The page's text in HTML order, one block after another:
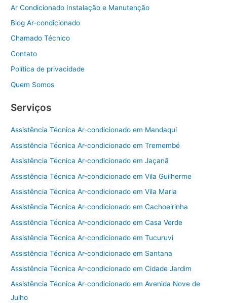
Ar Condicionado Instalação e Manutenção
Blog Ar-condicionado
Chamado Técnico
Contato
Política de privacidade
Quem Somos
Serviços
Assistência Técnica Ar-condicionado em Mandaqui
Assistência Técnica Ar-condicionado em Tremembé
Assistência Técnica Ar-condicionado em Jaçanã
Assistência Técnica Ar-condicionado em Vila Guilherme
Assistência Técnica Ar-condicionado em Vila Maria
Assistência Técnica Ar-condicionado em Cachoeirinha
Assistência Técnica Ar-condicionado em Casa Verde
Assistência Técnica Ar-condicionado em Tucuruvi
Assistência Técnica Ar-condicionado em Santana
Assistência Técnica Ar-condicionado em Cidade Jardim
Assistência Técnica Ar-condicionado em Avenida Nove de
Julho